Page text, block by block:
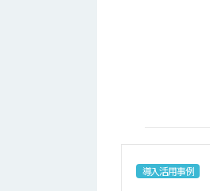
導入活用事例